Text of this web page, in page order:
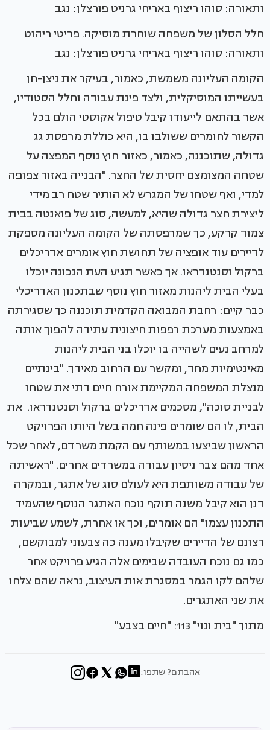
ותאורה: סוהו ריצוף באריחי גרניט פורצלן: נגב
חלל הסלון של משפחה שוחרת מוסיקה. פריטי ריהוט
ותאורה: סוהו ריצוף באריחי גרניט פורצלן: נגב
הקומה העליונה משמשת, כאמור, בעיקר את ניצן-חן
בעשייתו המוסיקלית, ולצד פינת עבודה וחלל הסטודיו,
אשר בהתאם לייעודו קיבל טיפול אקוסטי הולם בכל
הקשור לחומרים ששולבו בו, היא כוללת מרפסת גג
גדולה, שתוכננה, כאמור, כאזור חוץ נוסף המפצה על
שטחה המצומצם יחסית של החצר. "הבנייה באזור צפופה
למדי, ואף שטחו של המגרש לא הותיר שטח רב מידי
ליצירת חצר גדולה שהיא, למעשה, סוג של פואנטה בבית
צמוד קרקע, כך שמרפסתה של הקומה העליונה מספקת
לדיירים עוד אופציה של תחושת חוץ אומרים אדריכלים
ברקול וסנטנדראו. אך כאשר תגיע העת הנכונה יוכלו
בעלי הבית ליהנות מאזור חוץ נוסף שבתכנון האדריכלי
כבר קיים: רחבת המבואה הקדמית תוכננה כך שסגירתה
באמצעות מערכת רפפות חיצונית עתידה להפוך אותה
למרחב נעים לשהייה בו יוכלו בני הבית ליהנות
מאינטימיות מחד, ומקשר עם הרחוב מאידך. "בינתיים
מנצלת המשפחה המקיימת אורח חיים דתי את שטחו
לבניית סוכה", מסכמים אדריכלים ברקול וסנטנדראו. את
הבית, לו הם שומרים פינה חמה בשל היותו הפרויקט
הראשון שביצעו במשותף עם הקמת משרדם, לאחר שכל
אחד מהם צבר ניסיון עבודה במשרדים אחרים. "ראשיתה
של עבודה משותפת היא לעולם סוג של אתגר, ובמקרה
דנן הוא קיבל משנה תוקף נוכח האתגר הנוסף שהעמיד
התכנון עצמו" הם אומרים, וכך או אחרת, לשמע שביעות
רצונם של הדיירים שקיבלו מענה כה צבעוני למבוקשם,
כמו גם נוכח העובדה שבימים אלה הגיע פרויקט אחר
שלהם לקו הגמר במסגרת אות העיצוב, נראה שהם צלחו
את שני האתגרים.
מתוך "בית ונוי" 113: "חיים בצבע"
אהבתם? שתפו: